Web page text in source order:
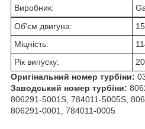
Виробник:
Об'єм двигуна:
Міцність:
Рік випуску:
Оригінальний номер турбіни:
Заводський номер турбіни:
806291-5001S, 784011-5005S,
806291-0001, 784011-0005